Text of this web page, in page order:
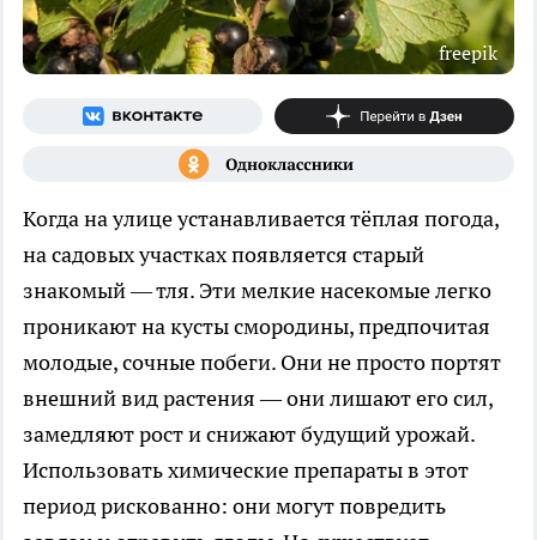
freepik
Когда на улице устанавливается тёплая погода,
на садовых участках появляется старый
знакомый — тля. Эти мелкие насекомые легко
проникают на кусты смородины, предпочитая
молодые, сочные побеги. Они не просто портят
внешний вид растения — они лишают его сил,
замедляют рост и снижают будущий урожай.
Использовать химические препараты в этот
период рискованно: они могут повредить